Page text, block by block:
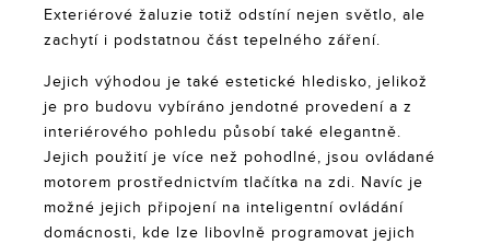
Exteriérové žaluzie totiž odstíní nejen světlo, ale
zachytí i podstatnou část tepelného záření.
Jejich výhodou je také estetické hledisko, jelikož
je pro budovu vybíráno jendotné provedení a z
interiérového pohledu působí také elegantně.
Jejich použití je více než pohodlné, jsou ovládané
motorem prostřednictvím tlačítka na zdi. Navíc je
možné jejich připojení na inteligentní ovládání
domácnosti, kde lze libovlně programovat jejich